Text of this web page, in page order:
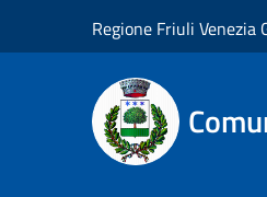
Regione Friuli Venezia